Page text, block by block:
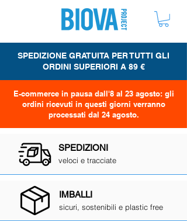
SPEDIZIONE GRATUITA PER TUTTI GLI
ORDINI SUPERIORI A 89 €
E-commerce in pausa dall'8 al 23 agosto: gli
ordini ricevuti in questi giorni verranno
processati dal 24 agosto.
SPEDIZIONI
veloci e tracciate
IMBALLI
sicuri, sostenibili e plastic free